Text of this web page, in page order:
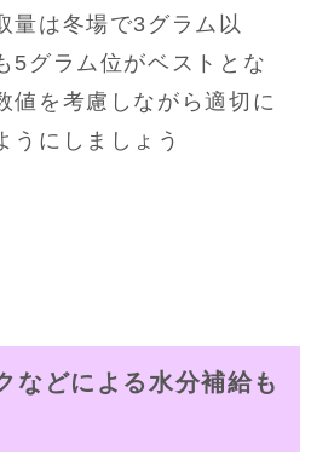
量は冬場で3グラム以
5グラム位がベストとな
値を考慮しながら適切に
うにしましょう
などによる水分補給も